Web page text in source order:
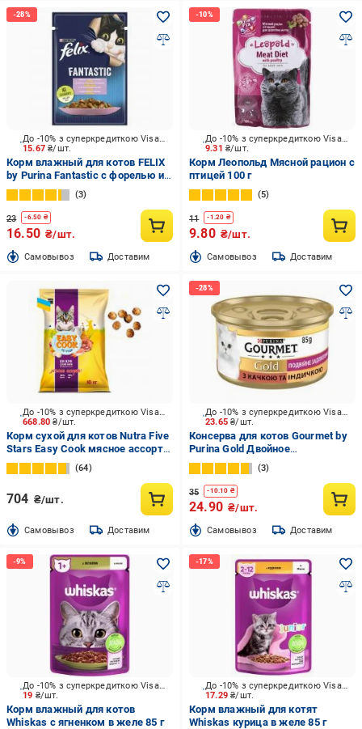
15.67₴/шт.
До -10% з суперкредиткою Visa Вигода
Корм влажный для котов FELIX
by Purina Fantastic с форелью и
зелеными бобами в желе 85 г
3
23 -6.50 ₴
16.50 ₴/шт.
Cамовывоз Доставим
9.31 ₴/шт.
До -10% з суперкредиткою Visa Вигода
Корм Леопольд Мясной рацион с
птицей 100 г
5
11 -1.20 ₴
9.80 ₴/шт.
Cамовывоз Доставим
668.80₴/шт.
До -10% з суперкредиткою Visa Вигода
Корм сухой для котов Nutra Five
Stars Easy Cook мясное ассорти
10 кг
64
704 ₴/шт.
Cамовывоз Доставим
23.65₴/шт.
До -10% з суперкредиткою Visa Вигода
Консерва для котов Gourmet by
Purina Gold Двойное
удовольствие с уткой и
индейкой 85 г
3
35 -10.10 ₴
24.90 ₴/шт.
Cамовывоз Доставим
19 ₴/шт.
До -10% з суперкредиткою Visa Вигода
Корм влажный для котов
Whiskas с ягненком в желе 85 г
17.29₴/шт.
До -10% з суперкредиткою Visa Вигода
Корм влажный для котят
Whiskas курица в желе 85 г